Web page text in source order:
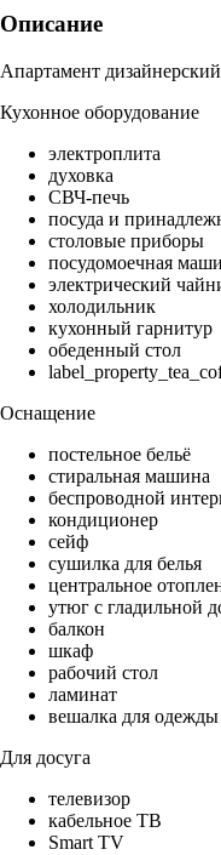
Описание
Апартамент
Кухонное оборудование
электроплита
духовка
СВЧ-печь
посуда и
столовые приборы
посудомоечная
электрический
холодильник
кухонный гарнитур
обеденный стол
Оснащение
постельное бельё
стиральная машина
беспроводной
кондиционер
сейф
сушилка для белья
центральное
утюг с гладильной
балкон
шкаф
рабочий стол
ламинат
вешалка для одежды
Для досуга
телевизор
кабельное ТВ
Smart TV